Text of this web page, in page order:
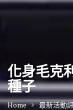
化身毛克
種子
Home 最新活動